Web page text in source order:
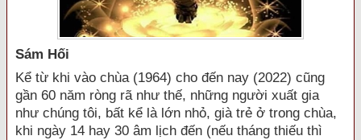
Sám Hối
Kể từ khi vào chùa (1964) cho đến nay (2022) cũng
gần 60 năm ròng rã như thế, những người xuất gia
như chúng tôi, bất kể là lớn nhỏ, già trẻ ở trong chùa,
khi ngày 14 hay 30 âm lịch đến (nếu tháng thiếu thì